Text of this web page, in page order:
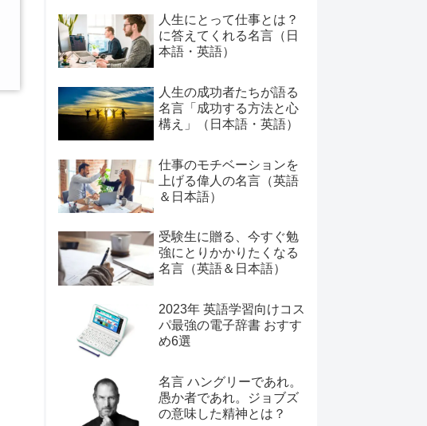
人生にとって仕事とは？
に答えてくれる名言（日
本語・英語）
人生の成功者たちが語る
名言「成功する方法と心
構え」（日本語・英語）
仕事のモチベーションを
上げる偉人の名言（英語
＆日本語）
受験生に贈る、今すぐ勉
強にとりかかりたくなる
名言（英語＆日本語）
2023年 英語学習向けコス
パ最強の電子辞書 おすす
め6選
名言 ハングリーであれ。
愚か者であれ。ジョブズ
の意味した精神とは？